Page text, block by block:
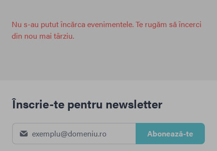
Nu s-au putut încărca evenimentele. Te rugăm să încerci
din nou mai târziu.
Înscrie-te pentru newsletter
Abonează-te